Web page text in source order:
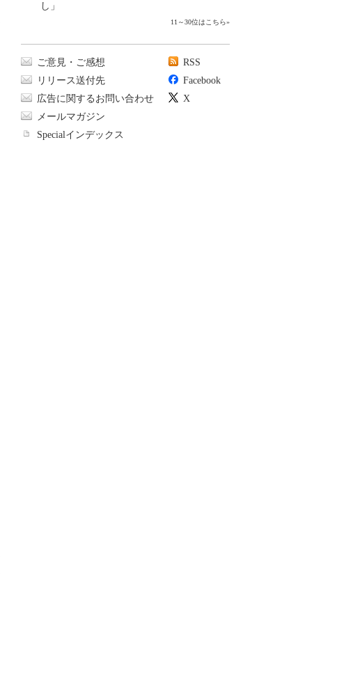
し」
11～30位はこちら»
ご意見・ご感想
リリース送付先
広告に関するお問い合わせ
メールマガジン
Specialインデックス
RSS
Facebook
X